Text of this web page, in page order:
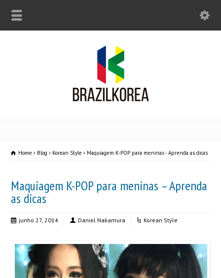
Home Blog Korean Style Maquiagem K-POP para meninas - Aprenda as dicas
Maquiagem K-POP para meninas – Aprenda
as dicas
junho 27, 2014 Daniel Nakamura Korean Style